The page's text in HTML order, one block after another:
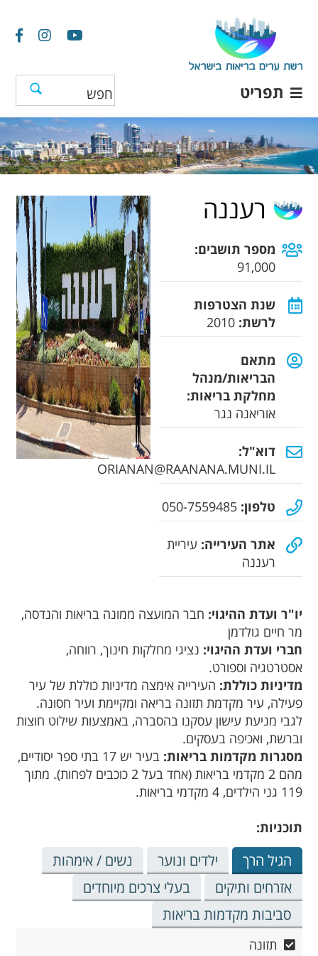
תפריט
רעננה
מספר תושבים:
91,000
שנת הצטרפות
לרשת: 2010
מתאם
הבריאות/מנהל
מחלקת בריאות:
אוריאנה נגר
דוא"ל:
ORIANAN@RAANANA.MUNI.IL
טלפון: 050-7559485
אתר העירייה: עיריית
רעננה
יו"ר ועדת ההיגוי: חבר המועצה ממונה בריאות והנדסה,
מר חיים גולדמן
חברי ועדת ההיגוי: נציגי מחלקות חינוך, רווחה,
אסטרטגיה וספורט.
מדיניות כוללת: העירייה אימצה מדיניות כוללת של עיר
פעילה, עיר מקדמת תזונה בריאה ומקיימת ועיר חסונה.
לגבי מניעת עישון עסקנו בהסברה, באמצעות שילוט חוצות
וברשת, ואכיפה בעסקים.
מסגרות מקדמות בריאות:
בעיר יש 17 בתי ספר יסודיים,
מהם 2 מקדמי בריאות (אחד בעל 2 כוכבים לפחות). מתוך
119 גני הילדים, 4 מקדמי בריאות.
תוכניות:
הגיל הרך ילדים ונוער
נשים / אימהות
אזרחים ותיקים
בעלי צרכים מיוחדים
סביבות מקדמות בריאות
תזונה